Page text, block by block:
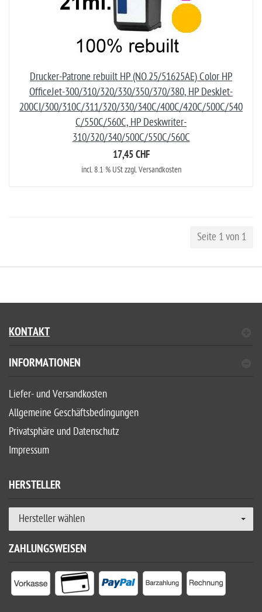
Drucker-Patrone rebuilt HP (NO.25/51625AE) Color HP
OfficeJet-300/310/320/330/350/370/380, HP DeskJet-
200CI/300/310C/311/320/330/340C/400C/420C/500C/540
C/550C/560C, HP Deskwriter-
310/320/340/500C/550C/560C
17,45 CHF
incl. 8.1 % USt zzgl. Versandkosten
Seite 1 von 1
KONTAKT
INFORMATIONEN
Liefer- und Versandkosten
Allgemeine Geschäftsbedingungen
Privatsphäre und Datenschutz
Impressum
HERSTELLER
Hersteller wählen
ZAHLUNGSWEISEN